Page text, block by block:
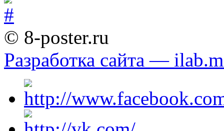
© 8-poster.ru
Разработка сайта —